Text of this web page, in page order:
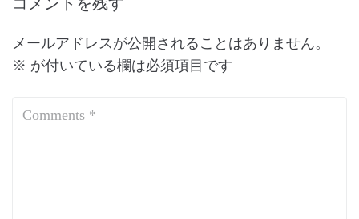
メールアドレスが公開されることはありません。
※ が付いている欄は必須項目です